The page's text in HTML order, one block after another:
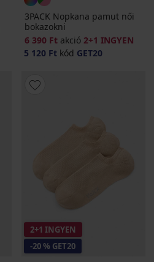
3PACK Nopkana pamut női
bokazokni
6 390 Ft akció 2+1 INGYEN
5 120 Ft kód GET20
2+1 INGYEN
-20 % GET20